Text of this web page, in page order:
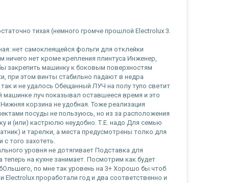
тихая (немного громче прошлой Electrolux 3.
нет самоклеящейся фольги для отклейки
нет кроме крепления плинтуса Инженер,
закрепить машинку к боковым поверхностям
при этом винты стабильно падают в недра
и не удалось Обещанный ЛУЧ на полу тупо светит
луч показывал оставшееся время и это
корзина не удобная. Тоже реализация
посуды не пользуюсь, но из за расположения
и (или) кастрюлю неудобно. Т.Е. надо Для семью
и тарелки, а места предусмотрены толко для
того захотеть.
уровня не дотягивает Подставка для
на кухне занимает. Посмотрим как будет
по мне так уровень на 3+ Хорошо бы чтоб
проработали год и два соответственно и